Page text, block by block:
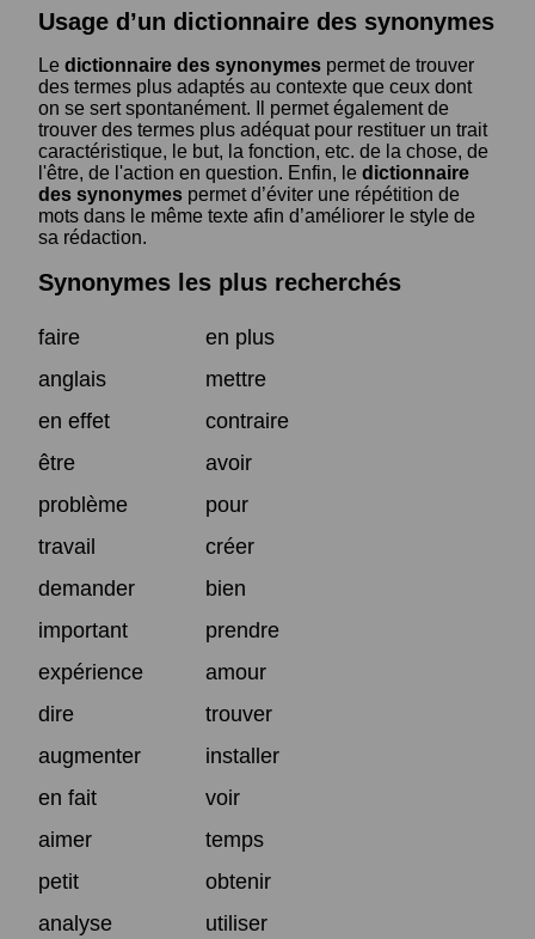
Usage d’un dictionnaire des synonymes
Le dictionnaire des synonymes permet de trouver
des termes plus adaptés au contexte que ceux dont
on se sert spontanément. Il permet également de
trouver des termes plus adéquat pour restituer un trait
caractéristique, le but, la fonction, etc. de la chose, de
l'être, de l'action en question. Enfin, le dictionnaire
des synonymes permet d’éviter une répétition de
mots dans le même texte afin d’améliorer le style de
sa rédaction.
Synonymes les plus recherchés
faire
en plus
anglais
mettre
en effet
contraire
être
avoir
problème
pour
travail
créer
demander
bien
important
prendre
expérience
amour
dire
trouver
augmenter
installer
en fait
voir
aimer
temps
petit
obtenir
analyse
utiliser